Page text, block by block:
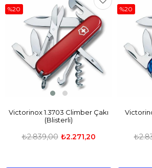
Victorinox 1.3703 Climber Çakı
(Blisterli)
₺2.271,20
₺2.839,00
%20 %20